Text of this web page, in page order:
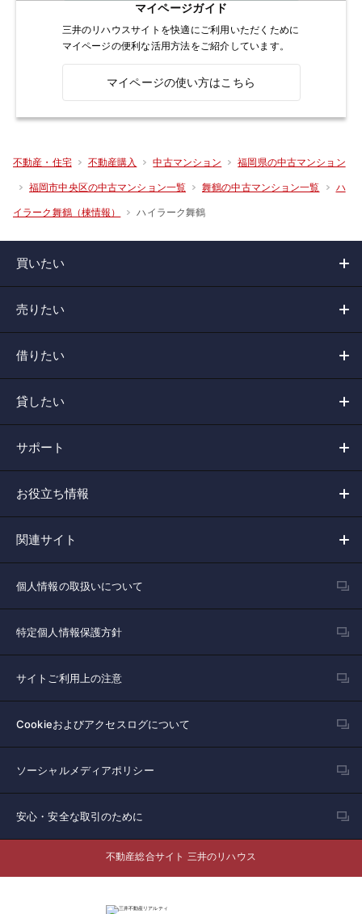
マイページガイド
三井のリハウスサイトを快適にご利用いただくために
マイページの便利な活用方法をご紹介しています。
マイページの使い方はこちら
不動産・住宅 不動産購入 中古マンション 福岡県の中古マンション
福岡市中央区の中古マンション一覧 舞鶴の中古マンション一覧 ハ
イラーク舞鶴（棟情報） ハイラーク舞鶴
買いたい
売りたい
借りたい
貸したい
サポート
お役立ち情報
関連サイト
個人情報の取扱いについて
特定個人情報保護方針
サイトご利用上の注意
Cookieおよびアクセスログについて
ソーシャルメディアポリシー
安心・安全な取引のために
不動産総合サイト 三井のリハウス